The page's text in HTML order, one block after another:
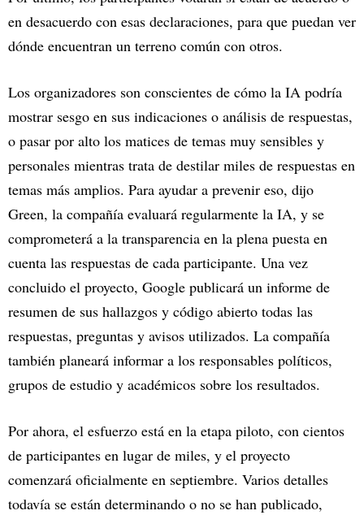
en desacuerdo con esas declaraciones, para que puedan ver
dónde encuentran un terreno común con otros.
Los organizadores son conscientes de cómo la IA podría
mostrar sesgo en sus indicaciones o análisis de respuestas,
o pasar por alto los matices de temas muy sensibles y
personales mientras trata de destilar miles de respuestas en
temas más amplios. Para ayudar a prevenir eso, dijo
Green, la compañía evaluará regularmente la IA, y se
comprometerá a la transparencia en la plena puesta en
cuenta las respuestas de cada participante. Una vez
concluido el proyecto, Google publicará un informe de
resumen de sus hallazgos y código abierto todas las
respuestas, preguntas y avisos utilizados. La compañía
también planeará informar a los responsables políticos,
grupos de estudio y académicos sobre los resultados.
Por ahora, el esfuerzo está en la etapa piloto, con cientos
de participantes en lugar de miles, y el proyecto
comenzará oficialmente en septiembre. Varios detalles
todavía se están determinando o no se han publicado,